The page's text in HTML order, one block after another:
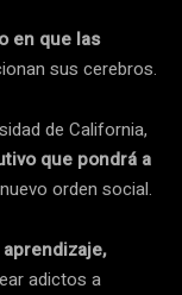
en que las
sus cerebros.
de California,
que pondrá a
orden social.
adictos a